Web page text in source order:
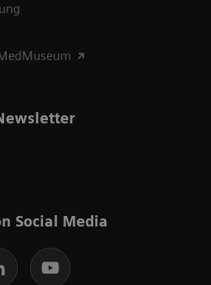
Social Media